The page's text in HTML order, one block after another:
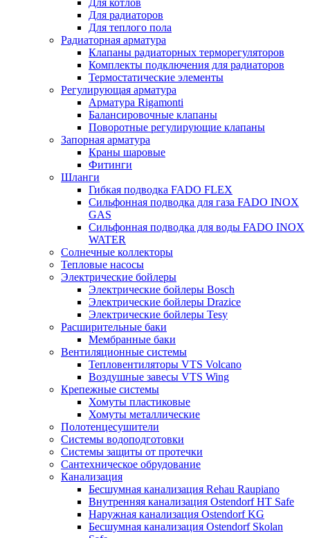
Для котлов
Для радиаторов
Для теплого пола
Радиаторная арматура
Клапаны радиаторных терморегуляторов
Комплекты подключения для радиаторов
Термостатические элементы
Регулирующая арматура
Арматура Rigamonti
Балансировочные клапаны
Поворотные регулирующие клапаны
Запорная арматура
Краны шаровые
Фитинги
Шланги
Гибкая подводка FADO FLEX
Сильфонная подводка для газа FADO INOX
GAS
Сильфонная подводка для воды FADO INOX
WATER
Солнечные коллекторы
Тепловые насосы
Электрические бойлеры
Электрические бойлеры Bosch
Электрические бойлеры Drazice
Электрические бойлеры Tesy
Расширительные баки
Мембранные баки
Вентиляционные системы
Тепловентиляторы VTS Volcano
Воздушные завесы VTS Wing
Крепежные системы
Хомуты пластиковые
Хомуты металлические
Полотенцесушители
Системы водоподготовки
Системы защиты от протечки
Сантехническое обрудование
Канализация
Бесшумная канализация Rehau Raupiano
Внутренняя канализация Ostendorf HT Safe
Наружная канализация Ostendorf KG
Бесшумная канализация Ostendorf Skolan